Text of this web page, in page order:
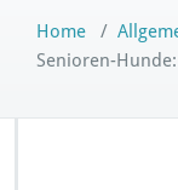
Home /
Senioren-